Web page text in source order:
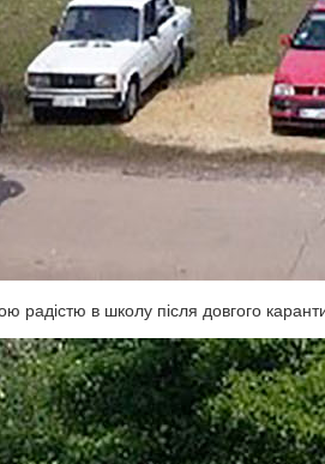
радістю в школу після довгого